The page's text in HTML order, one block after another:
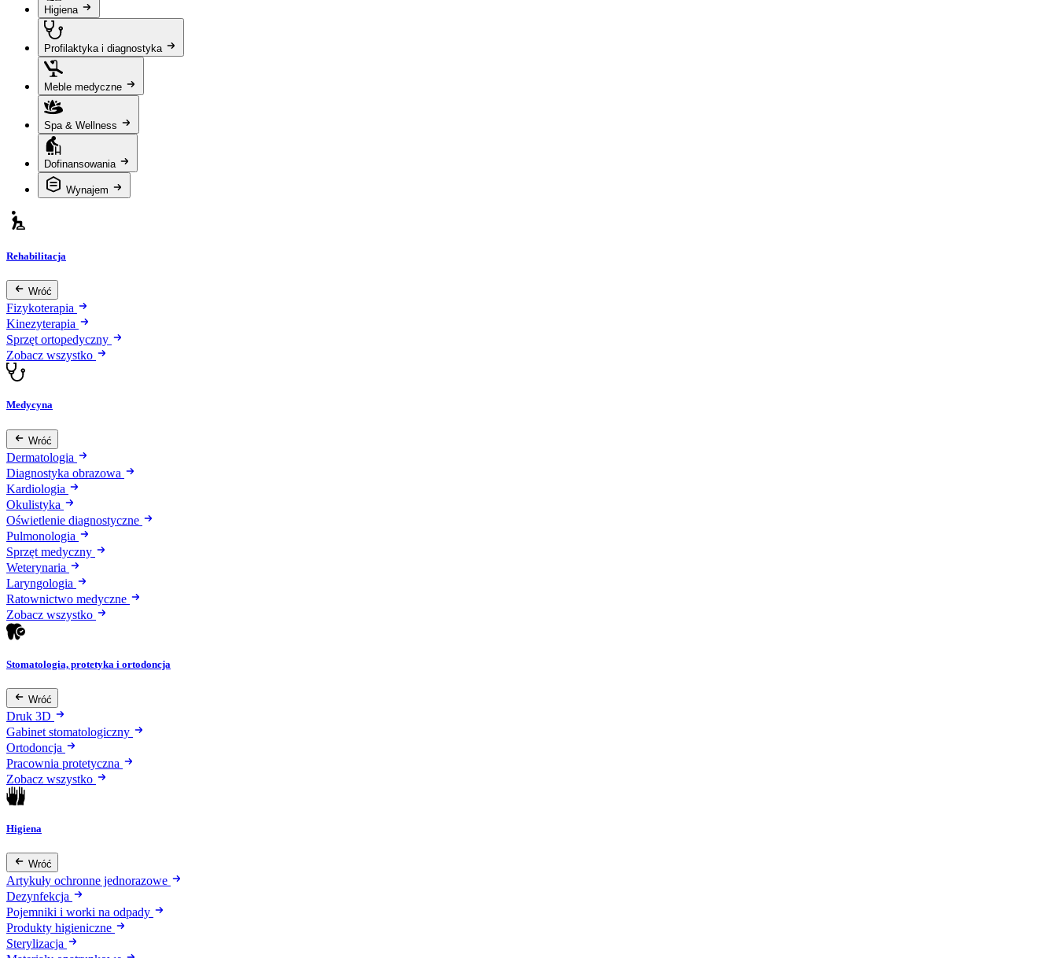
Higiena
Profilaktyka i diagnostyka
Meble medyczne
Spa & Wellness
Dofinansowania
Wynajem
Rehabilitacja
Wróć
Fizykoterapia
Kinezyterapia
Sprzęt ortopedyczny
Zobacz wszystko
Medycyna
Wróć
Dermatologia
Diagnostyka obrazowa
Kardiologia
Okulistyka
Oświetlenie diagnostyczne
Pulmonologia
Sprzęt medyczny
Weterynaria
Laryngologia
Ratownictwo medyczne
Zobacz wszystko
Stomatologia, protetyka i ortodoncja
Wróć
Druk 3D
Gabinet stomatologiczny
Ortodoncja
Pracownia protetyczna
Zobacz wszystko
Higiena
Wróć
Artykuły ochronne jednorazowe
Dezynfekcja
Pojemniki i worki na odpady
Produkty higieniczne
Sterylizacja